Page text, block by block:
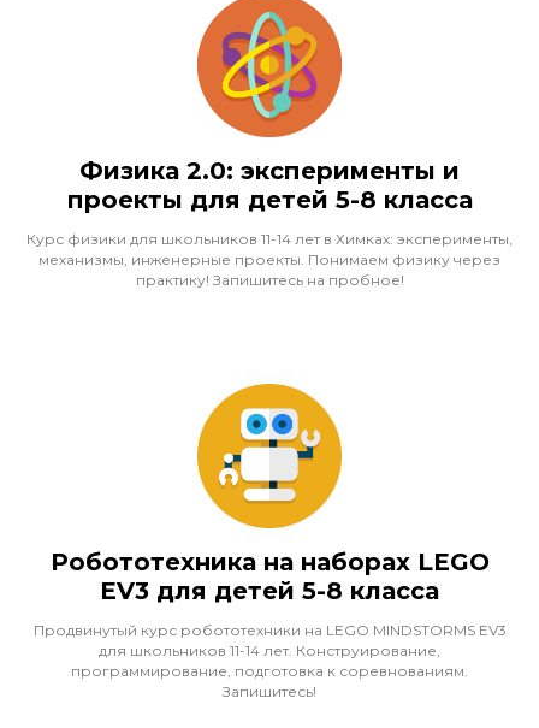
Физика 2.0: эксперименты и
проекты для детей 5-8 класса
Курс физики для школьников 11-14 лет в Химках: эксперименты,
механизмы, инженерные проекты. Понимаем физику через
практику! Запишитесь на пробное!
Робототехника на наборах LEGO
EV3 для детей 5-8 класса
Продвинутый курс робототехники на LEGO MINDSTORMS EV3
для школьников 11-14 лет. Конструирование,
программирование, подготовка к соревнованиям.
Запишитесь!